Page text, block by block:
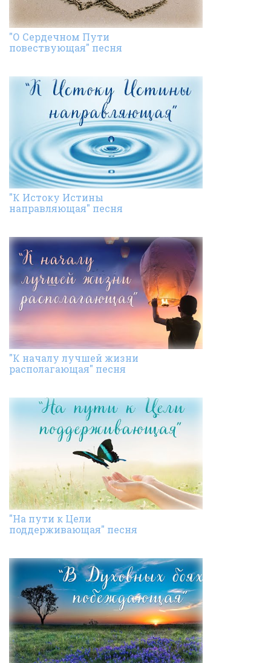
"О Сердечном Пути
повествующая" песня
"К Истоку Истины
направляющая" песня
"К началу лучшей жизни
располагающая" песня
"На пути к Цели
поддерживающая" песня